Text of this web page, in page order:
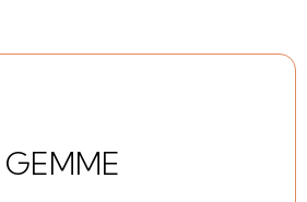
GEMME